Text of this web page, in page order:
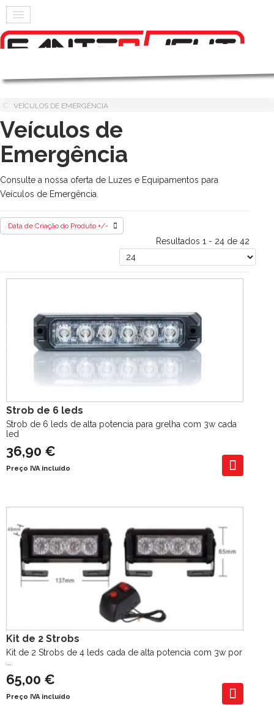
VEÍCULOS DE EMERGÊNCIA
Veículos de
Emergência
Consulte a nossa oferta de Luzes e Equipamentos para
Veículos de Emergência.
Data de Criação do Produto +/-
Resultados 1 - 24 de 42
Strob de 6 leds
Strob de 6 leds de alta potencia para grelha com 3w cada
led
36,90 €
Preço IVA incluído
Kit de 2 Strobs
Kit de 2 Strobs de 4 leds cada de alta potencia com 3w por
...
65,00 €
Preço IVA incluído